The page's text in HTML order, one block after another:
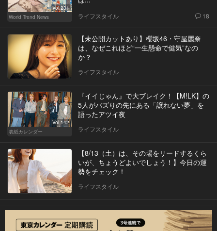
Vol.231
World Trend News
ライフスタイル 18
【未公開カットあり】櫻坂46・守屋麗奈
は、なぜこれほど“一生懸命で健気”なの
か？
ライフスタイル
Vol.142
表紙カレンダー
『イイじゃん』で大ブレイク！【M!LK】の
5人がバズりの先にある「譲れない夢」を
語ったアツイ夜
ライフスタイル
【8/13（土）は、その場をリードするくら
いが、ちょうどよいでしょう！】今日の運
勢をチェック！
ライフスタイル